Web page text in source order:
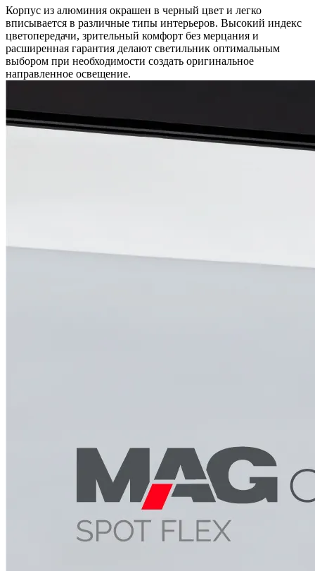
Корпус из алюминия окрашен в черный цвет и легко
вписывается в различные типы интерьеров. Высокий индекс
цветопередачи, зрительный комфорт без мерцания и
расширенная гарантия делают светильник оптимальным
выбором при необходимости создать оригинальное
направленное освещение.